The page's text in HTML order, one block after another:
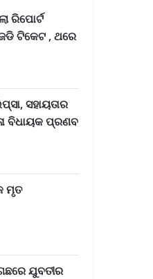
ରିପୋର୍ଟ
ଟିକେଟ , ଥରେ
ସହାୟତାର
ବିଧାୟକ ପ୍ରଣବ
ମୃତ
ଯୁବତୀର